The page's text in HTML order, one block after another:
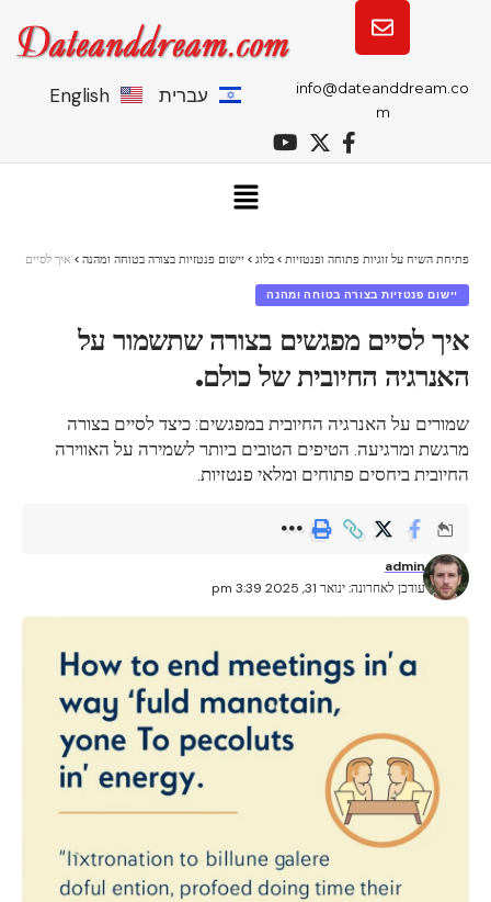
info@dateanddream.co
m
עברית English
פתיחת השיח על זוגיות פתוחה ופנטזיות > בלוג > יישום פנטזיות בצורה בטוחה ומהנה > איך לסיים
יישום פנטזיות בצורה בטוחה ומהנה
איך לסיים מפגשים בצורה שתשמור על
האנרגיה החיובית של כולם.
שמורים על האנרגיה החיובית במפגשים: כיצד לסיים בצורה
מרגשת ומרגיעה. הטיפים הטובים ביותר לשמירה על האווירה
החיובית ביחסים פתוחים ומלאי פנטזיות.
עודכן לאחרונה: ינואר 31, 2025 3:39 pm
admin